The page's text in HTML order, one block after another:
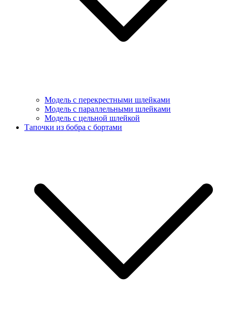
Модель с перекрестными шлейками
Модель с параллельными шлейками
Модель с цельной шлейкой
Тапочки из бобра с бортами